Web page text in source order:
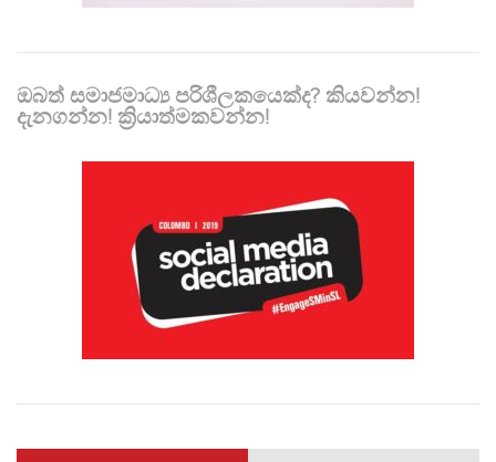
ඔබත් සමාජමාධ්‍ය පරිශීලකයෙක්ද? කියවන්න!
දැනගන්න! ක්‍රියාත්මකවන්න!